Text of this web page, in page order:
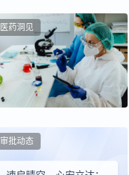
医药洞见
审批动态